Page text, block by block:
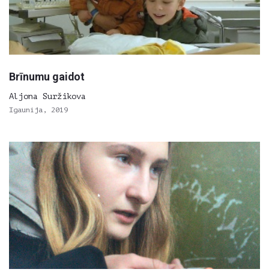
Brīnumu gaidot
Aljona Suržikova
Igaunija, 2019